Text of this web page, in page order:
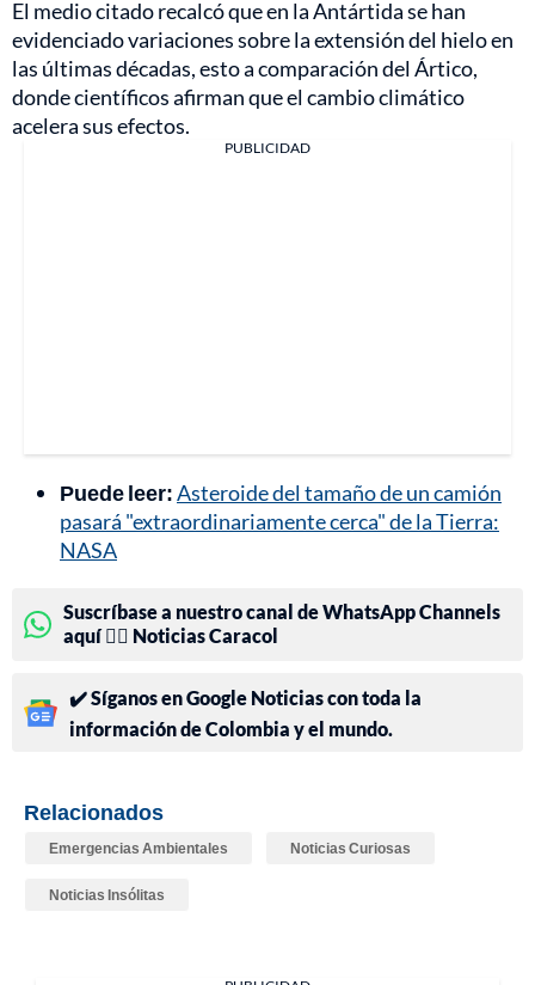
El medio citado recalcó que en la Antártida se han
evidenciado variaciones sobre la extensión del hielo en
las últimas décadas, esto a comparación del Ártico,
donde científicos afirman que el cambio climático
acelera sus efectos.
PUBLICIDAD
Puede leer:Asteroide del tamaño de un camión
pasará "extraordinariamente cerca" de la Tierra:
NASA
Suscríbase a nuestro canal de WhatsApp Channels
aquí 👉🏻 Noticias Caracol
✔️ Síganos en Google Noticias con toda la
información de Colombia y el mundo.
Relacionados
Emergencias Ambientales Noticias Curiosas
Noticias Insólitas